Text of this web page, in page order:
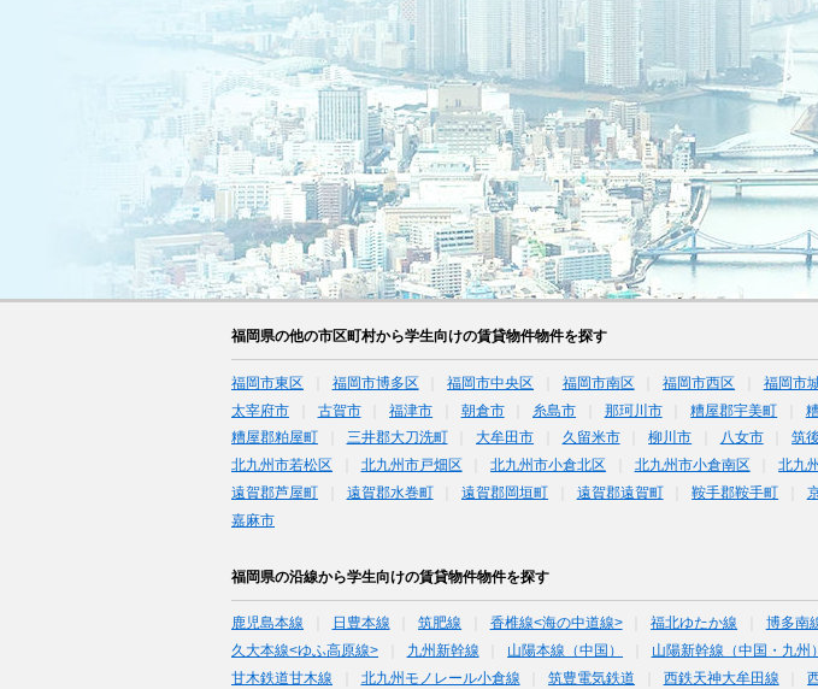
福岡県の他の市区町村から学生向けの賃貸物件物件を探す
福岡市東区 福岡市博多区 福岡市中央区 福岡市南区 福岡市西区 福岡市
太宰府市
古賀市 福津市 朝倉市 糸島市 那珂川市 糟屋郡宇美町
糟屋郡粕屋町
三井郡大刀洗町 大牟田市 久留米市 柳川市 八女市 筑
北九州市若松区
北九州市戸畑区 北九州市小倉北区 北九州市小倉南区 北九
遠賀郡芦屋町
遠賀郡水巻町 遠賀郡岡垣町 遠賀郡遠賀町 鞍手郡鞍手町
嘉麻市
福岡県の沿線から学生向けの賃貸物件物件を探す
鹿児島本線 日豊本線 筑肥線 香椎線<海の中道線> 福北ゆたか線 博多南
久大本線<ゆふ高原線>
九州新幹線 山陽本線（中国） 山陽新幹線（中国・九州）
甘木鉄道甘木線
北九州モノレール小倉線 筑豊電気鉄道 西鉄天神大牟田線